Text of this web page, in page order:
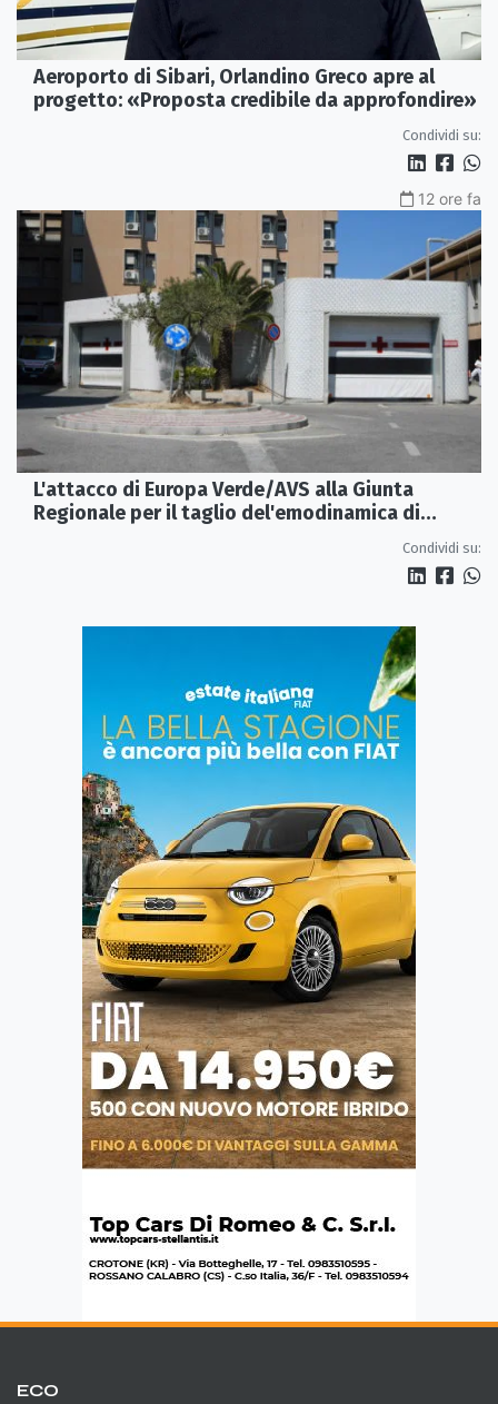
Aeroporto di Sibari, Orlandino Greco apre al
progetto: «Proposta credibile da approfondire»
Condividi su:
12 ore fa
L'attacco di Europa Verde/AVS alla Giunta
Regionale per il taglio del'emodinamica di
Condividi su:
ECO